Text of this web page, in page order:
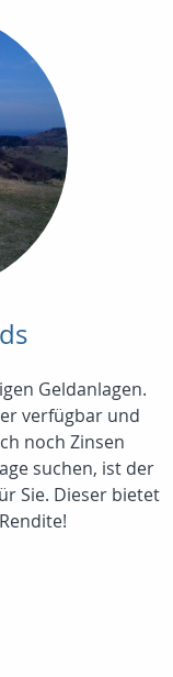
Geldanlagen.
verfügbar und
noch Zinsen
suchen, ist der
Sie. Dieser bietet